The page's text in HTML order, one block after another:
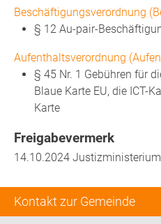
Kontakt zur Gemeinde
Beschäftigungsverordnung
§ 12 Au-pair-
Aufenthaltsverordnung
§ 45 Nr. 1 Gebühren für
Blaue Karte EU, die ICT-
Karte
Freigabevermerk
14.10.2024